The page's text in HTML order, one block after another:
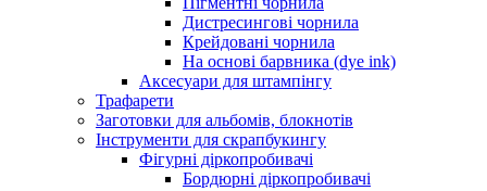
Дистресингові чорнила
Крейдовані чорнила
На основі барвника (dye ink)
Аксесуари для штампінгу
Трафарети
Заготовки для альбомів, блокнотів
Інструменти для скрапбукингу
Фігурні діркопробивачі
Бордюрні діркопробивачі